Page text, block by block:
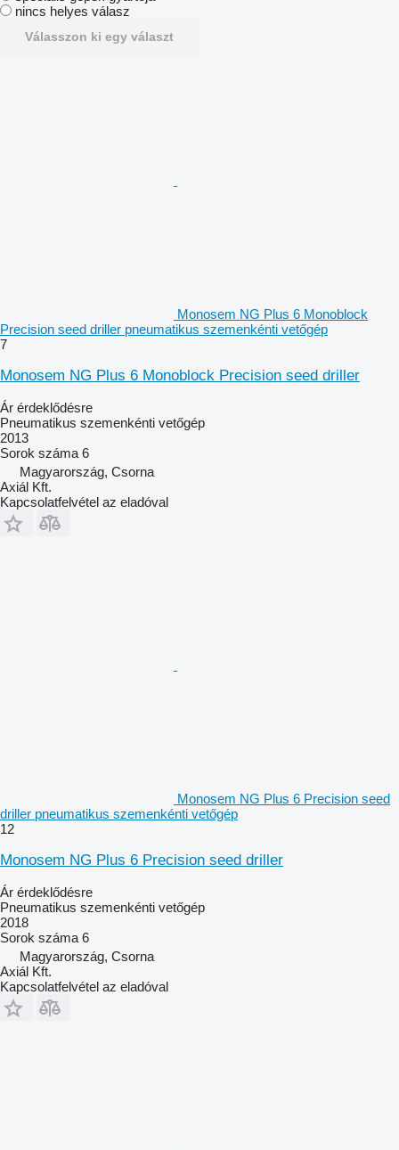
nincs helyes válasz
Válasszon ki egy választ
Monosem NG Plus 6 Monoblock
Precision seed driller pneumatikus szemenkénti vetőgép
7
Monosem NG Plus 6 Monoblock Precision seed driller
Ár érdeklődésre
Pneumatikus szemenkénti vetőgép
2013
Sorok száma 6
Magyarország, Csorna
Axiál Kft.
Kapcsolatfelvétel az eladóval
Monosem NG Plus 6 Precision seed
driller pneumatikus szemenkénti vetőgép
12
Monosem NG Plus 6 Precision seed driller
Ár érdeklődésre
Pneumatikus szemenkénti vetőgép
2018
Sorok száma 6
Magyarország, Csorna
Axiál Kft.
Kapcsolatfelvétel az eladóval